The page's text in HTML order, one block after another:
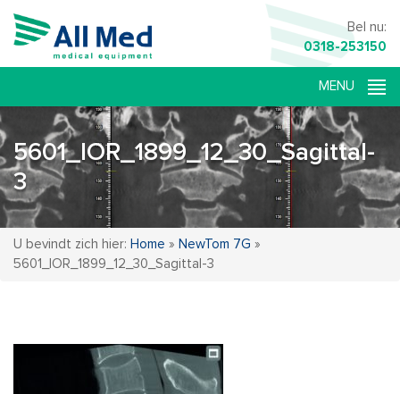
Bel nu:
0318-253150
5601_IOR_1899_12_30_Sagittal-
3
U bevindt zich hier: Home » NewTom 7G »
5601_IOR_1899_12_30_Sagittal-3